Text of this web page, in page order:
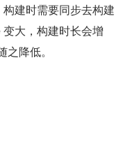
构建时需要同步去构建
大，构建时长会增
降低。